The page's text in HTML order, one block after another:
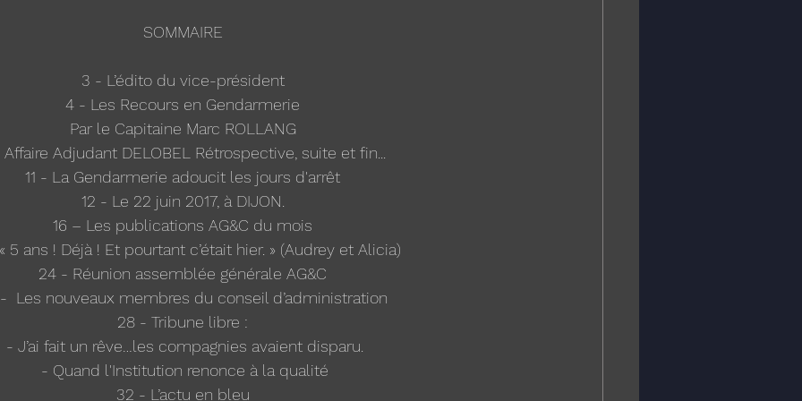
SOMMAIRE
3 - L’édito du vice-président
4 - Les Recours en Gendarmerie
Par le Capitaine Marc ROLLANG
Adjudant DELOBEL Rétrospective, suite et fin...
11 - La Gendarmerie adoucit les jours d'arrêt
12 - Le 22 juin 2017, à DIJON.
16 – Les publications AG&C du mois
5 ans ! Déjà ! Et pourtant c’était hier. » (Audrey et Alicia)
24 - Réunion assemblée générale AG&C
Les nouveaux membres du conseil d’administration
28 - Tribune libre :
- J’ai fait un rêve…les compagnies avaient disparu.
- Quand l'Institution renonce à la qualité
32 - L’actu en bleu